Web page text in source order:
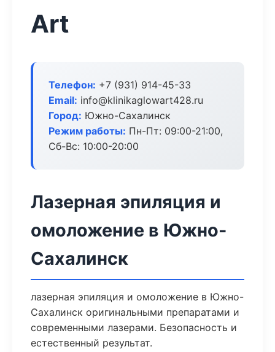
Art
Телефон: +7 (931) 914-45-33
Email: info@klinikaglowart428.ru
Город: Южно-Сахалинск
Режим работы: Пн-Пт: 09:00-21:00,
Сб-Вс: 10:00-20:00
Лазерная эпиляция и
омоложение в Южно-
Сахалинск
лазерная эпиляция и омоложение в Южно-
Сахалинск оригинальными препаратами и
современными лазерами. Безопасность и
естественный результат.